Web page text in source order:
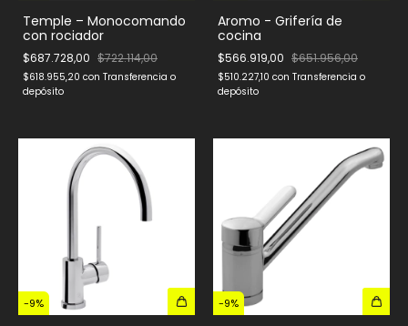
Temple – Monocomando
con rociador
$687.728,00 $722.114,00
$618.955,20 con Transferencia o
depósito
Aromo - Grifería de
cocina
$566.919,00 $651.956,00
$510.227,10 con Transferencia o
depósito
-9% -9%